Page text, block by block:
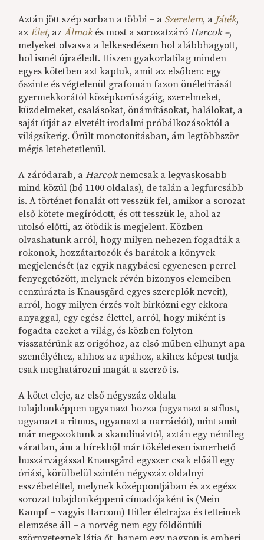
Aztán jött szép sorban a többi – a Szerelem, a Játék,
azÉlet, azÁlmokés most a sorozatzáróHarcok –,
melyeket olvasva a lelkesedésem hol alábbhagyott,
hol ismét újraéledt. Hiszen gyakorlatilag minden
egyes kötetben azt kaptuk, amit az elsőben: egy
őszinte és végtelenül grafomán fazon önéletírását
gyermekkorától középkorúságáig, szerelmeket,
küzdelmeket, csalásokat, önámításokat, halálokat, a
saját útját az elvetélt irodalmi próbálkozásoktól a
világsikerig. Őrült monotonitásban, ám legtöbbször
mégis letehetetlenül.
A záródarab, aHarcoknemcsak a legvaskosabb
mind közül (bő 1100 oldalas), de talán a legfurcsább
is. A történet fonalát ott vesszük fel, amikor a sorozat
első kötete megíródott, és ott tesszük le, ahol az
utolsó előtti, az ötödik is megjelent. Közben
olvashatunk arról, hogy milyen nehezen fogadták a
rokonok, hozzátartozók és barátok a könyvek
megjelenését (az egyik nagybácsi egyenesen perrel
fenyegetőzött, melynek révén bizonyos elemeiben
cenzúrázta is Knausgård egyes szereplők neveit),
arról, hogy milyen érzés volt birkózni egy ekkora
anyaggal, egy egész élettel, arról, hogy miként is
fogadta ezeket a világ, és közben folyton
visszatérünk az origóhoz, az első műben elhunyt apa
személyéhez, ahhoz az apához, akihez képest tudja
csak meghatározni magát a szerző is.
A kötet eleje, az első négyszáz oldala
tulajdonképpen ugyanazt hozza (ugyanazt a stílust,
ugyanazt a ritmus, ugyanazt a narrációt), mint amit
már megszoktunk a skandinávtól, aztán egy némileg
váratlan, ám a hírekből már tökéletesen ismerhető
huszárvágással Knausgård egyszer csak előáll egy
óriási, körülbelül szintén négyszáz oldalnyi
esszébetéttel, melynek középpontjában és az egész
sorozat tulajdonképpeni címadójaként is (Mein
Kampf – vagyis Harcom) Hitler életrajza és tetteinek
elemzése áll – a norvég nem egy földöntúli